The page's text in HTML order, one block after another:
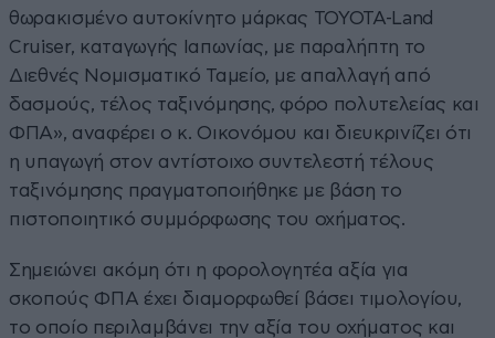
θωρακισμένο αυτοκίνητο μάρκας TOYOTA-Land
Cruiser, καταγωγής Ιαπωνίας, με παραλήπτη το
Διεθνές Νομισματικό Ταμείο, με απαλλαγή από
δασμούς, τέλος ταξινόμησης, φόρο πολυτελείας και
ΦΠΑ», αναφέρει ο κ. Οικονόμου και διευκρινίζει ότι
η υπαγωγή στον αντίστοιχο συντελεστή τέλους
ταξινόμησης πραγματοποιήθηκε με βάση το
πιστοποιητικό συμμόρφωσης του οχήματος.
Σημειώνει ακόμη ότι η φορολογητέα αξία για
σκοπούς ΦΠΑ έχει διαμορφωθεί βάσει τιμολογίου,
το οποίο περιλαμβάνει την αξία του οχήματος και